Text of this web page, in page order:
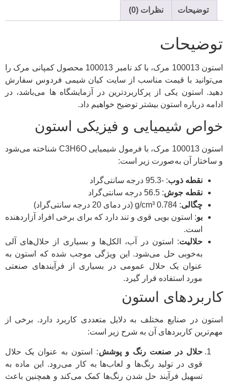
توضیحات نظرات (0)
توضیحات
استون 100013 مرک، با کد نامبر 100013 محصول کمپانی مرک را
می‌توانید با قیمت مناسب از سایت کیان شیمی فردوس سفارش
دهید. استون یکی از پرکاربردترین در آزمایشگاه ها می‌باشد، در
ادامه درباره استون بیشتر توضیح خواهیم داد.
خواص شیمیایی و فیزیکی استون
استون 100013 مرک، با فرمول شیمیایی C3H6O شناخته می‌شود
و ساختار آن به‌صورت زیر است:
نقطه ذوب: -95.3 درجه سانتی‌گراد
نقطه جوش: 56.5 درجه سانتی‌گراد
چگالی: 0.784 g/cm³ (در دمای 20 درجه سانتی‌گراد)
بو: استون بویی قوی و تند دارد که برای برخی افراد آزاردهنده
است.
حلالیت: استون در آب، الکل‌ها و بسیاری از حلال‌های آلی
به‌خوبی حل می‌شود. این ویژگی موجب شده که استون به
عنوان یک حلال عمومی در بسیاری از فرآیندهای صنعتی
مورد استفاده قرار گیرد.
کاربردهای استون
استون در صنایع مختلف به دلایل متعددی کاربرد دارد. برخی از
مهم‌ترین کاربردهای آن به شرح زیر است:
حلال در صنعت رنگ و پوشش: استون به عنوان یک حلال
قوی در تولید رنگ‌ها و لعاب‌ها به کار می‌رود. این ماده به
تسهیل فرآیند حل شدن رنگ‌ها کمک می‌کند و همچنین باعث